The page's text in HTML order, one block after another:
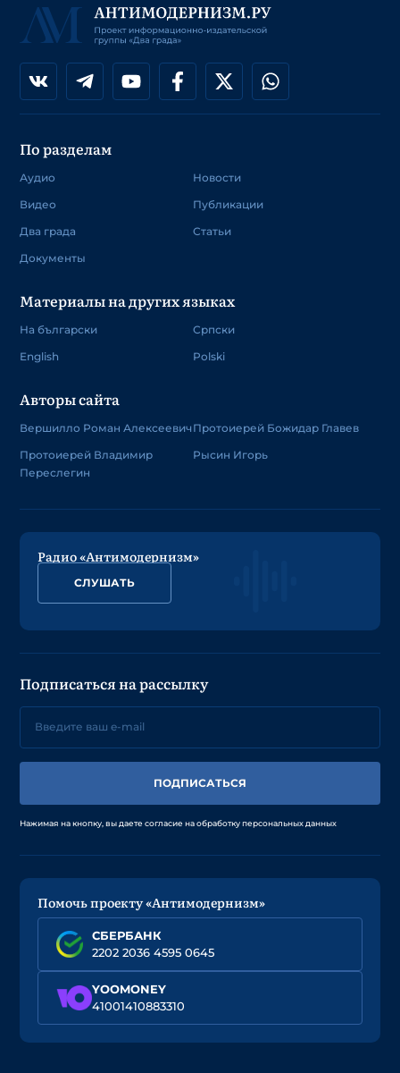
По разделам
Аудио
Видео
Два града
Документы
Новости
Публикации
Статьи
Материалы на других языках
На български
English
Српски
Polski
Авторы сайта
Вершилло Роман Алексеевич
Протоиерей Владимир
Переслегин
Протоиерей Божидар Главев
Рысин Игорь
Радио «Антимодернизм»
СЛУШАТЬ
Подписаться на рассылку
ПОДПИСАТЬСЯ
Нажимая на кнопку, вы даете согласие на обработку персональных данных
Помочь проекту «Антимодернизм»
СБЕРБАНК
2202 2036 4595 0645
YOOMONEY
41001410883310